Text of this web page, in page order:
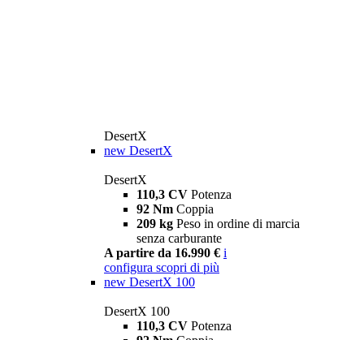
DesertX
new DesertX
DesertX
110,3 CV Potenza
92 Nm Coppia
209 kg Peso in ordine di marcia
senza carburante
A partire da 16.990 € i
configura scopri di più
new DesertX 100
DesertX 100
110,3 CV Potenza